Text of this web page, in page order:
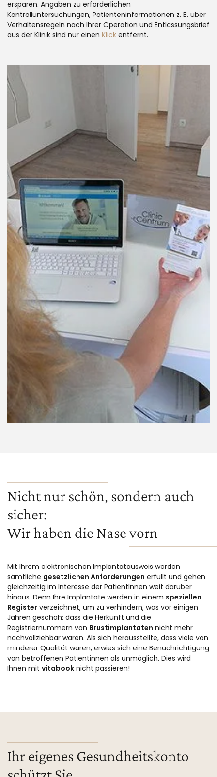
ersparen. Angaben zu erforderlichen
Kontrolluntersuchungen, Patienteninformationen z. B. über
Verhaltensregeln nach Ihrer Operation und Entlassungsbrief
aus der Klinik sind nur einen Klick entfernt.
Nicht nur schön, sondern auch
sicher:
Wir haben die Nase vorn
Mit Ihrem elektronischen Implantatausweis werden
sämtliche gesetzlichen Anforderungen erfüllt und gehen
gleichzeitig im Interesse der PatientInnen weit darüber
hinaus. Denn Ihre Implantate werden in einem speziellen
Register verzeichnet, um zu verhindern, was vor einigen
Jahren geschah: dass die Herkunft und die
Registriernummern von Brustimplantaten nicht mehr
nachvollziehbar waren. Als sich herausstellte, dass viele von
minderer Qualität waren, erwies sich eine Benachrichtigung
von betroffenen Patientinnen als unmöglich. Dies wird
Ihnen mit vitabook nicht passieren!
Ihr eigenes Gesundheitskonto